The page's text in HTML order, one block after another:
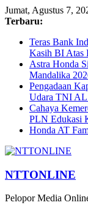
Jumat, Agustus 7,
Terbaru:
Teras Bank
Kasih BI Atas
Astra Honda
Mandalika
Pengadaan
Udara TNI AL
Cahaya
PLN Edukasi
Honda AT
NTTONLINE
Pelopor Media